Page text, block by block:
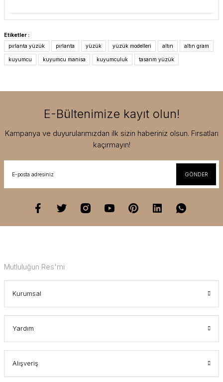
Etiketler :
pırlanta yüzük
pırlanta yüzük yüzük modelleri altın altın gram
kuyumcu kuyumcu manisa kuyumculuk tasarım yüzük
E-Bültenimize kayıt olun!
Kampanya ve duyurularımızdan ilk sizin haberiniz olsun. Fırsatları
kaçırmayın!
GÖNDER
Mutluluğun Res'mi
Kurumsal
Yardım
Alışveriş